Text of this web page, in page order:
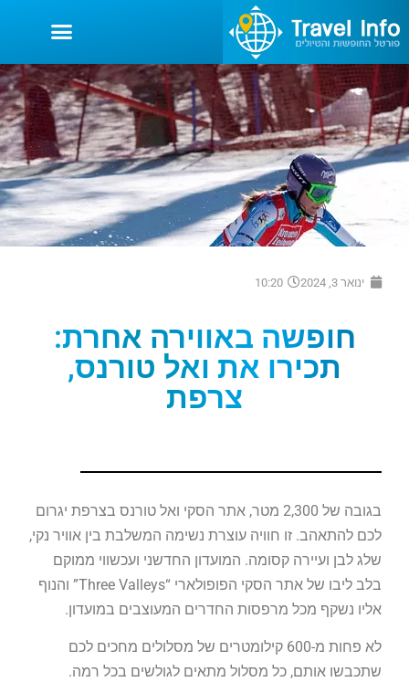
ינואר 3, 2024 10:20
חופשה באווירה אחרת:
תכירו את ואל טורנס,
צרפת
בגובה של 2,300 מטר, אתר הסקי ואל טורנס בצרפת יגרום
לכם להתאהב. זו חוויה עוצרת נשימה המשלבת בין אוויר נקי,
שלג לבן ועיירה קסומה. המועדון החדשני ועכשווי ממוקם
בלב ליבו של אתר הסקי הפופולארי “Three Valleys” והנוף
אליו נשקף מכל מרפסות החדרים המעוצבים במועדון.
לא פחות מ-600 קילומטרים של מסלולים מחכים לכם
שתכבשו אותם, כל מסלול מתאים לגולשים בכל רמה.